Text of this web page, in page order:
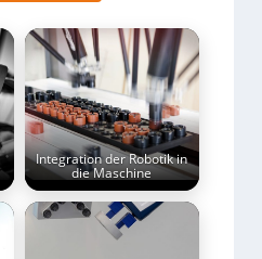
Integration der Robotik in
die Maschine